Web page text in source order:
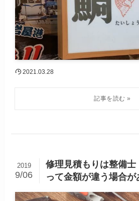
2021.03.28
修理見積もりは整備士
って金額が違う場合が
2019
9/06